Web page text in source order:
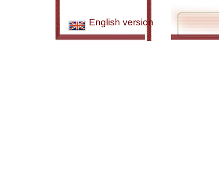
English version